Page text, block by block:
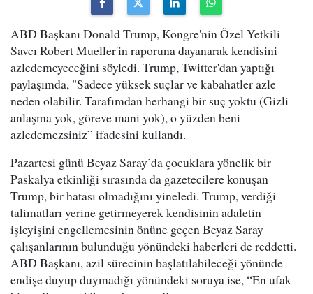
ABD Başkanı Donald Trump, Kongre'nin Özel Yetkili
Savcı Robert Mueller'in raporuna dayanarak kendisini
azledemeyeceğini söyledi. Trump, Twitter'dan yaptığı
paylaşımda, "Sadece yüksek suçlar ve kabahatler azle
neden olabilir. Tarafımdan herhangi bir suç yoktu (Gizli
anlaşma yok, göreve mani yok), o yüzden beni
azledemezsiniz” ifadesini kullandı.
Pazartesi günü Beyaz Saray’da çocuklara yönelik bir
Paskalya etkinliği sırasında da gazetecilere konuşan
Trump, bir hatası olmadığını yineledi. Trump, verdiği
talimatları yerine getirmeyerek kendisinin adaletin
işleyişini engellemesinin önüne geçen Beyaz Saray
çalışanlarının bulunduğu yönündeki haberleri de reddetti.
ABD Başkanı, azil sürecinin başlatılabileceği yönünde
endişe duyup duymadığı yönündeki soruya ise, “En ufak